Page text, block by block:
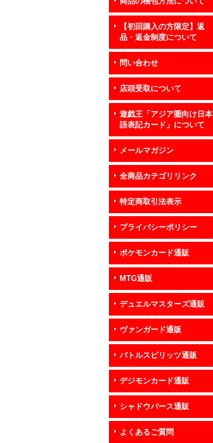
【初回購入の方限定】返
品・返金制度について
問い合わせ
店頭受取について
遊戯王「アジア圏向け日本
語表記カード」について
メールマガジン
全商品カテゴリリンク
特定商取引法表示
プライバシーポリシー
ポケモンカード通販
MTG通販
デュエルマスターズ通販
ヴァンガード通販
バトルスピリッツ通販
デジモンカード通販
シャドウバース通販
よくあるご質問